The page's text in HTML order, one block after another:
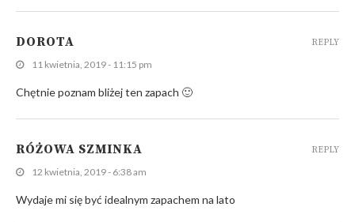
DOROTA
11 kwietnia, 2019 - 11:15 pm
Chętnie poznam bliżej ten zapach 🙂
REPLY
RÓŻOWA SZMINKA
12 kwietnia, 2019 - 6:38 am
Wydaje mi się być idealnym zapachem na lato
REPLY